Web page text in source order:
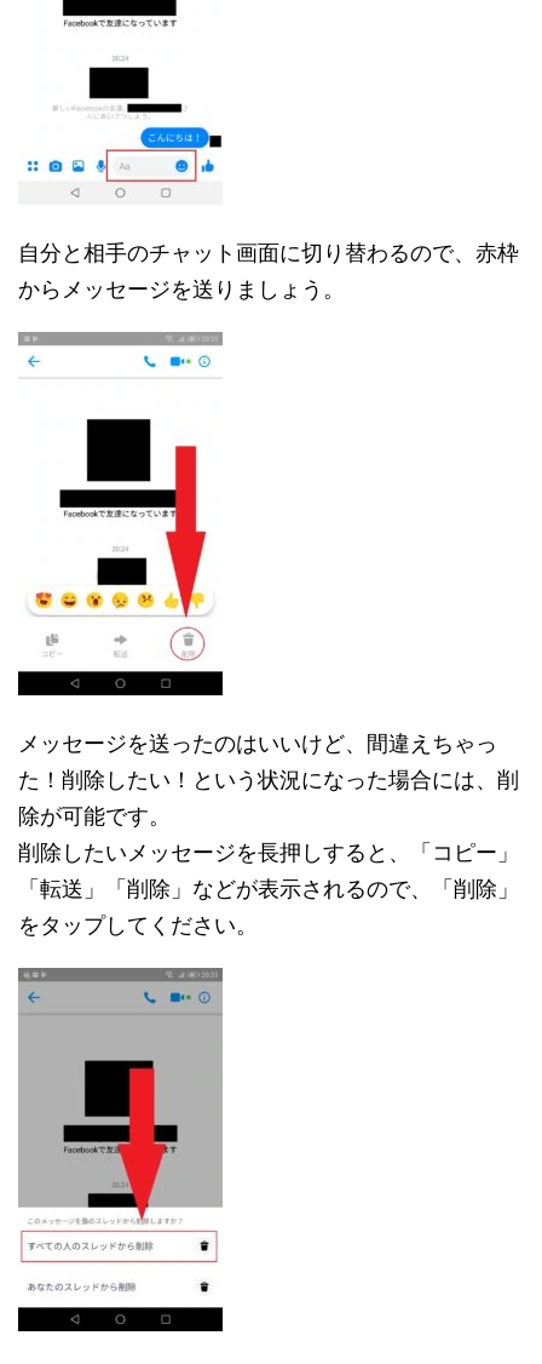
自分と相手のチャット画面に切り替わるので、赤枠
からメッセージを送りましょう。
メッセージを送ったのはいいけど、間違えちゃっ
た！削除したい！という状況になった場合には、削
除が可能です。
削除したいメッセージを長押しすると、「コピー」
「転送」「削除」などが表示されるので、「削除」
をタップしてください。